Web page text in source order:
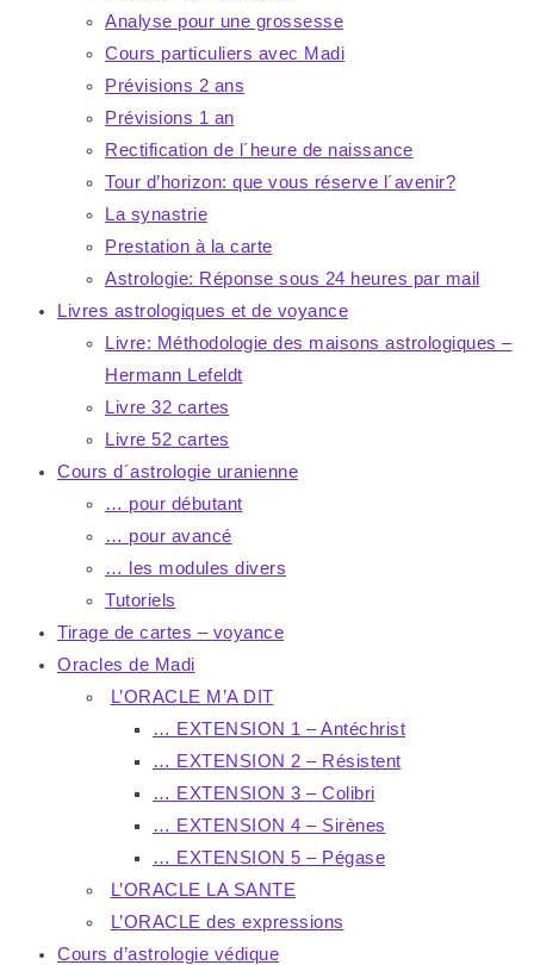
Analyse pour une grossesse
Cours particuliers avec Madi
Prévisions 2 ans
Prévisions 1 an
Rectification de l´heure de naissance
Tour d’horizon: que vous réserve l´avenir?
La synastrie
Prestation à la carte
Astrologie: Réponse sous 24 heures par mail
Livres astrologiques et de voyance
Livre: Méthodologie des maisons astrologiques –
Hermann Lefeldt
Livre 32 cartes
Livre 52 cartes
Cours d´astrologie uranienne
… pour débutant
… pour avancé
… les modules divers
Tutoriels
Tirage de cartes – voyance
Oracles de Madi
L’ORACLE M’A DIT
… EXTENSION 1 – Antéchrist
… EXTENSION 2 – Résistent
… EXTENSION 3 – Colibri
… EXTENSION 4 – Sirènes
… EXTENSION 5 – Pégase
L’ORACLE LA SANTE
L’ORACLE des expressions
Cours d’astrologie védique